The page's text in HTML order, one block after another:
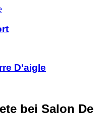
D'aigle
bei Salon De